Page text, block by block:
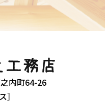
内町64-26
］